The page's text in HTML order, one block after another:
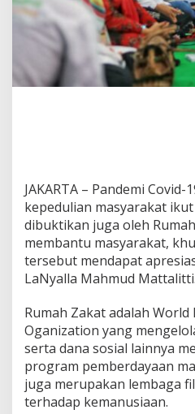
R
u
m
a
h
e
s
k
K
e
c
i
T
a
p
i
B
a
n
JAKARTA – Pandemi
kepedulian masyarakat
dibuktikan juga oleh
membantu masyarakat,
tersebut mendapat
LaNyalla Mahmud Mattalitti.
Rumah Zakat adalah
Oganization yang
serta dana sosial lainnya
program pemberdayaan
juga merupakan lembaga
terhadap kemanusiaan.